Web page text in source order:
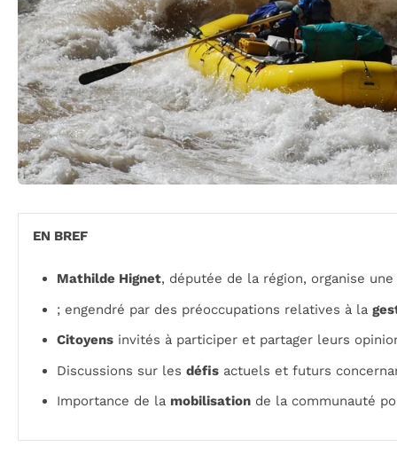
EN BREF
Mathilde Hignet, députée de la région, organise une
; engendré par des préoccupations relatives à la
Citoyens invités à participer et partager leurs
Discussions sur les défis actuels et futurs
Importance de la mobilisation de la communauté